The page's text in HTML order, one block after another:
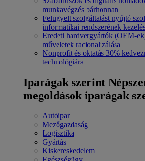
munkavégzés bárhonnan
Felügyelt szolgáltatást nyújtó
informatikai rendszerének
Eredeti hardvergyártók (OEM-
műveletek racionalizálása
Nonprofit és oktatás 30%
technológiára
Iparágak szerint
megoldások iparágak
Autóipar
Mezőgazdaság
Logisztika
Gyártás
Kiskereskedelem